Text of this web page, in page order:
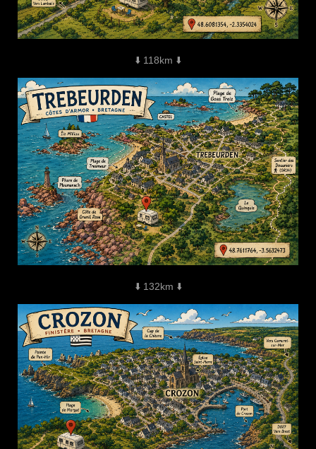
⬇️ 118km ⬇️
⬇️ 132km ⬇️